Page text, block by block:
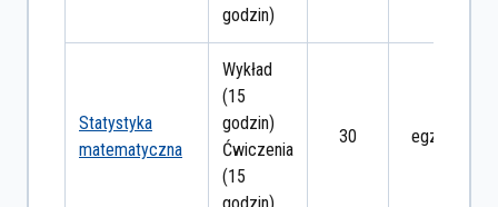
godzin)
Statystyka
matematyczna
Wykład
(15
godzin)
Ćwiczenia
(15
30 egzamin